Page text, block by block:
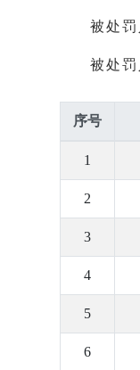
被处罚
被处罚
序号
1
2
3
4
5
6